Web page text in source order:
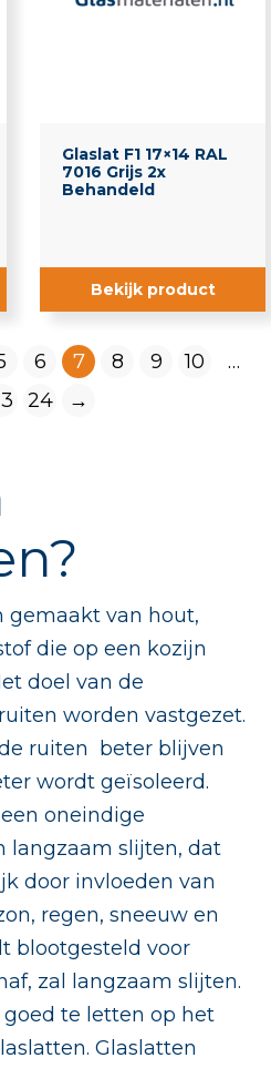
Glaslat F1 17×14 RAL
7016 Grijs 2x
Behandeld
Bekijk product
6 7 8 9 10
…
24 →
gemaakt van hout,
die op een kozijn
doel van de
worden vastgezet.
ruiten beter blijven
wordt geïsoleerd.
oneindige
langzaam slijten, dat
door invloeden van
regen, sneeuw en
blootgesteld voor
zal langzaam slijten.
te letten op het
Glaslatten